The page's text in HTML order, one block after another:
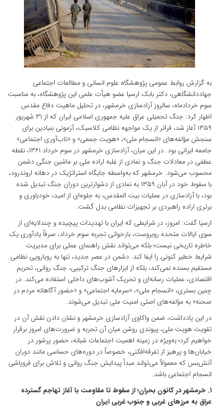
به گزارش روابط عمومی پژوهشگاه علوم انسانی و مطالعات اجتماعی
جهاددانشگاهی، دکتر بابک ارسیا عضو هیأت علمی این پژوهشگاه، به مناسبت
سوم خردادماه، سالروز آزادسازی خرمشهر، در تحلیل ماهیت دفاع مقدس
اظهار کرد: جنگ تحمیلی عراق علیه جمهوری اسلامی ایران که از ۳۱ شهریور
۱۳۵۹ آغاز شد، فراتر از یک مواجهه نظامی کلاسیک، آزمونی بنیادین برای
سنجش مؤلفه‌های «انسجام ملی»، «هویت جمعی» و «تاب‌آوری اجتماعی»
جامعه ایرانی بود. در این میان، آزادسازی خرمشهر در سوم خرداد ۱۳۶۱، نقطه
عطفی در معادلات جنگ و نمادی از غلبه اراده ملی بر ماشین جنگی دشمن
محسوب می‌شود. خرمشهر که به‌واسطه جایگاه استراتژیک در دهانه اروندرود،
با سقوط خود در آبان ۱۳۵۹ به نمادی از دشوارترین دوران جنگ تبدیل شده
بود، با آزادسازی در عملیات بیت‌ المقدس، به جلوه‌ای از امید، خودباوری و
برتری اراده راهبردی بر تجهیزات نظامی بدل گشت.
ارسیا گفت: امروز، در شرایطی که ایران با تهدیدات پیچیده و چندلایه‌ای از
سوی ایالات متحده روبروست، بازخوانی تجربه سوم خرداد، صرفاً یادآوری یک
خاطره تاریخی نیست؛ بلکه می‌تواند نقش راهنمای عملی برای مدیریت
شرایط خطیر کنونی را ایفا کند. دشمن در عصر جدید، تنها به رویارویی نظامی
مستقیم بسنده نمی‌کند، بلکه از ابزارهای جنگ ترکیبی، جنگ روانی، تحریم
اقتصادی، عملیات رسانه‌ای و تحریک آشوب‌های داخلی استفاده می‌کند. در
چنین بستری، «انسجام ملی»، «سرمایه اجتماعی» و «حضور آگاهانه مردم در
صحنه» به مؤلفه‌های اصلی امنیت ملی تبدیل می‌شوند.
در این یادداشت، ضمن واکاوی آزادسازی خرمشهر و نشان دادن نقش آن در
تقویت هویت ملی، پیوندی روشن میان آن تجربه و ضرورت‌های امروز برقرار
خواهیم کرد؛ به‌ویژه در زمینه اهمیت اجتماعات شبانه، حضور پرشور در
خیابان‌ها و پرهیز از تفرقه‌افکنی، خصوصاً در دوره‌های حساسی مانند دوران
آتش‌بس که معمولاً می‌تواند مبدأ پیدایش جنگ روانی و تلاش برای فروپاشی
انسجام اجتماعی باشد.
۱. خرمشهر در کانون بحران؛ از سقوط تا مقاومت با آغاز تهاجم گسترده
عراق به مرزهای غربی و جنوب غربی ایران